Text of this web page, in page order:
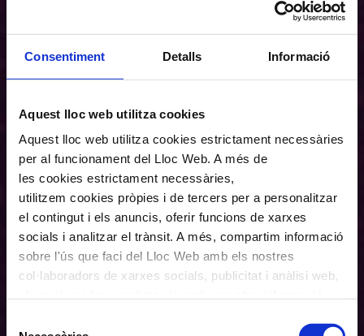
Consentiment Detalls Informació
Aquest lloc web utilitza cookies
Aquest lloc web utilitza cookies estrictament necessàries
per al funcionament del Lloc Web. A més de
les cookies estrictament necessàries,
utilitzem cookies pròpies i de tercers per a personalitzar
el contingut i els anuncis, oferir funcions de xarxes
socials i analitzar el trànsit. A més, compartim informació
sobre l'ús que faci del Lloc Web amb els nostres
col·laboradors de xarxes socials, publicitat i anàlisi web,